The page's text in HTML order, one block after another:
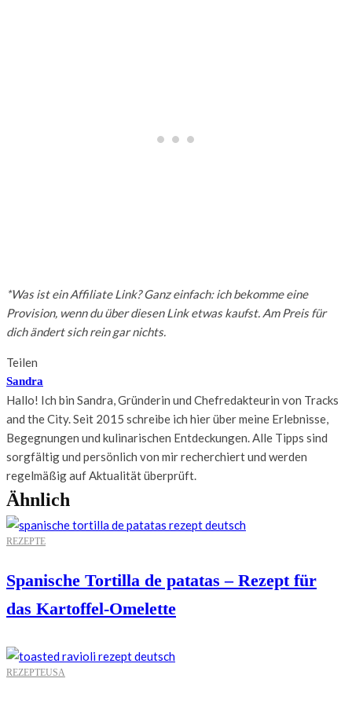
*Was ist ein Affiliate Link? Ganz einfach: ich bekomme eine
Provision, wenn du über diesen Link etwas kaufst. Am Preis für
dich ändert sich rein gar nichts.
Teilen
Sandra
Hallo! Ich bin Sandra, Gründerin und Chefredakteurin von Tracks
and the City. Seit 2015 schreibe ich hier über meine Erlebnisse,
Begegnungen und kulinarischen Entdeckungen. Alle Tipps sind
sorgfältig und persönlich von mir recherchiert und werden
regelmäßig auf Aktualität überprüft.
Ähnlich
REZEPTE
Spanische Tortilla de patatas – Rezept für
das Kartoffel-Omelette
REZEPTEUSA